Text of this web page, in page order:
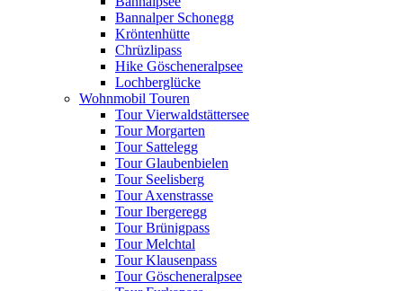
Bannalper Schonegg
Kröntenhütte
Chrüzlipass
Hike Göscheneralpsee
Lochberglücke
Wohnmobil Touren
Tour Vierwaldstättersee
Tour Morgarten
Tour Sattelegg
Tour Glaubenbielen
Tour Seelisberg
Tour Axenstrasse
Tour Ibergeregg
Tour Brünigpass
Tour Melchtal
Tour Klausenpass
Tour Göscheneralpsee